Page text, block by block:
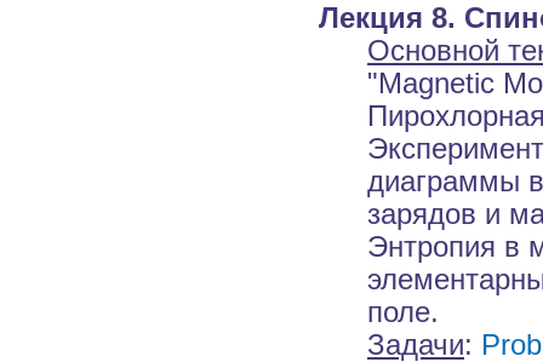
Лекция 8.
Основной
"Magnetic
диаграммы
зарядов и
Энтропия в
поле.
Задачи: